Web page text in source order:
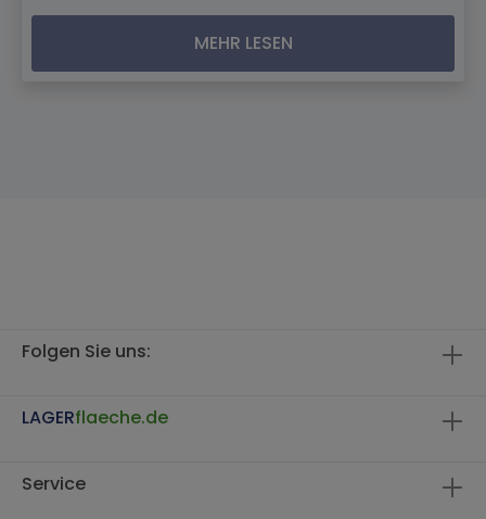
MEHR LESEN
Folgen Sie uns:
LAGERflaeche.de
Service